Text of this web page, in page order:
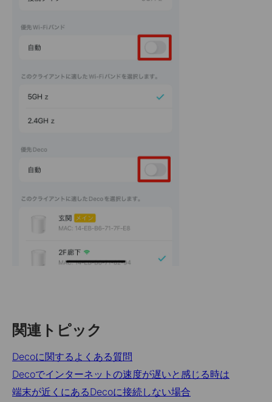
関連トピック
Decoに関するよくある質問
Decoでインターネットの速度が遅いと感じる時は
端末が近くにあるDecoに接続しない場合